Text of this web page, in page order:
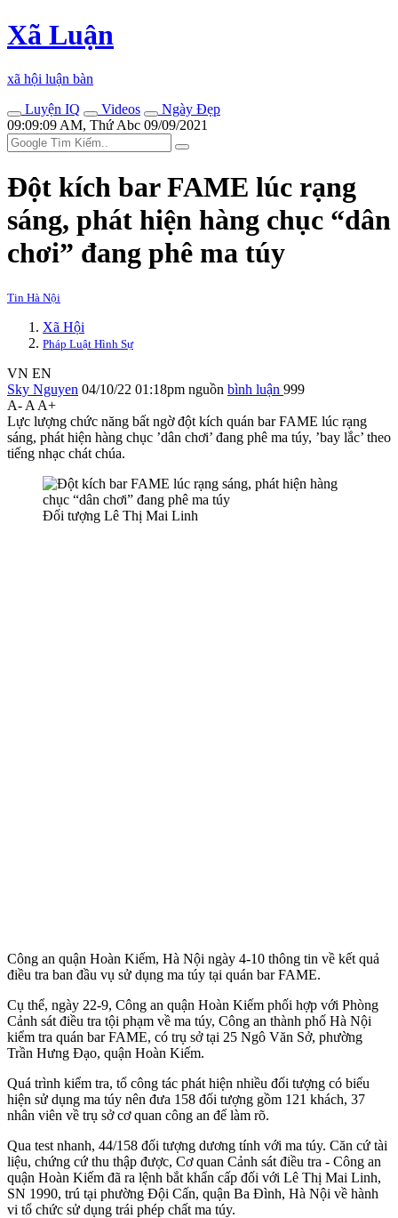
Xã Luận
xã hội luận bàn
Luyện IQ
Videos
Ngày Đẹp
09:09:09 AM, Thứ Abc 09/09/2021
Đột kích bar FAME lúc rạng
sáng, phát hiện hàng chục “dân
chơi” đang phê m‌a tú‌y
Tin Hà Nội
Xã Hội
Pháp Luật Hình Sự
VN EN
Sky Nguyen 04/10/22 01:18pm nguồn bình luận 999
A- A A+
Lực lượng chức năng bất ngờ đột kích quán bar FAME lúc rạng
sáng, phát hiện hàng chục ’dân chơi’ đang phê m‌a tú‌y, ’ba‌y lắ‌c’ theo
tiếng nhạc chát chúa.
Đối tượng Lê Thị Mai Linh
Công an quận Hoàn Kiếm, Hà Nội ngày 4-10 thông tin về kết quả
điều tra ban đầu vụ sử dụng m‌a tú‌y tại quán bar FAME.
Cụ thể, ngày 22-9, Công an quận Hoàn Kiếm phối hợp với Phòng
Cảnh sát điều tra tội phạm về m‌a tú‌y, Công an thành phố Hà Nội
kiểm tra quán bar FAME, có trụ sở tại 25 Ngô Văn Sở, phường
Trần Hưng Đạo, quận Hoàn Kiếm.
Quá trình kiểm tra, tổ công tác phát hiện nhiều đối tượng có biểu
hiện sử dụng m‌a tú‌y nên đưa 158 đối tượng gồm 121 khách, 37
nhân viên về trụ sở cơ quan công an để làm rõ.
Qua test nhanh, 44/158 đối tượng dương tính với m‌a tú‌y. Căn cứ tài
liệu, chứng cứ thu thập được, Cơ quan Cảnh sát điều tra - Công an
quận Hoàn Kiếm đã ra lệnh bắt khẩn cấp đối với Lê Thị Mai Linh,
SN 1990, trú tại phường Đội Cấn, quận Ba Đình, Hà Nội về hành
vi tổ chức sử dụng trái phép chất m‌a tú‌y.